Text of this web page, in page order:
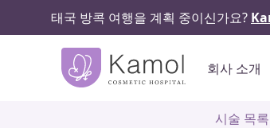
태국 방콕 여행을 계획 중이신가요?
회사 소개
시술 목록